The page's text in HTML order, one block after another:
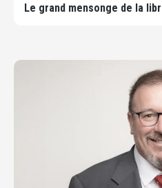
Le grand mensonge de la